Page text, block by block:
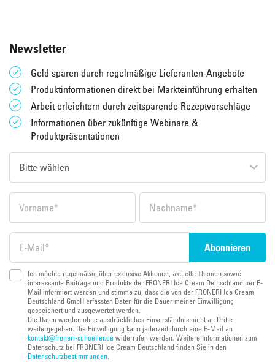
Newsletter
Geld sparen durch regelmäßige Lieferanten-Angebote
Produktinformationen direkt bei Markteinführung erhalten
Arbeit erleichtern durch zeitsparende Rezeptvorschläge
Informationen über zukünftige Webinare &
Produktpräsentationen
Ich möchte regelmäßig über exklusive Aktionen, aktuelle Themen sowie
interessante Beiträge und Produkte der FRONERI Ice Cream Deutschland per E-
Mail informiert werden und stimme zu, dass die von der FRONERI Ice Cream
Deutschland GmbH erfassten Daten für die Dauer meiner Einwilligung
gespeichert und ausgewertet werden.
Die Daten werden ohne ausdrückliches Einverständnis nicht an Dritte
weitergegeben. Die Einwilligung kann jederzeit durch eine E-Mail an
kontakt@froneri-schoeller.dewiderrufen werden. Weitere Informationen zum
Datenschutz bei FRONERI Ice Cream Deutschland finden Sie in den
Datenschutzbestimmungen.